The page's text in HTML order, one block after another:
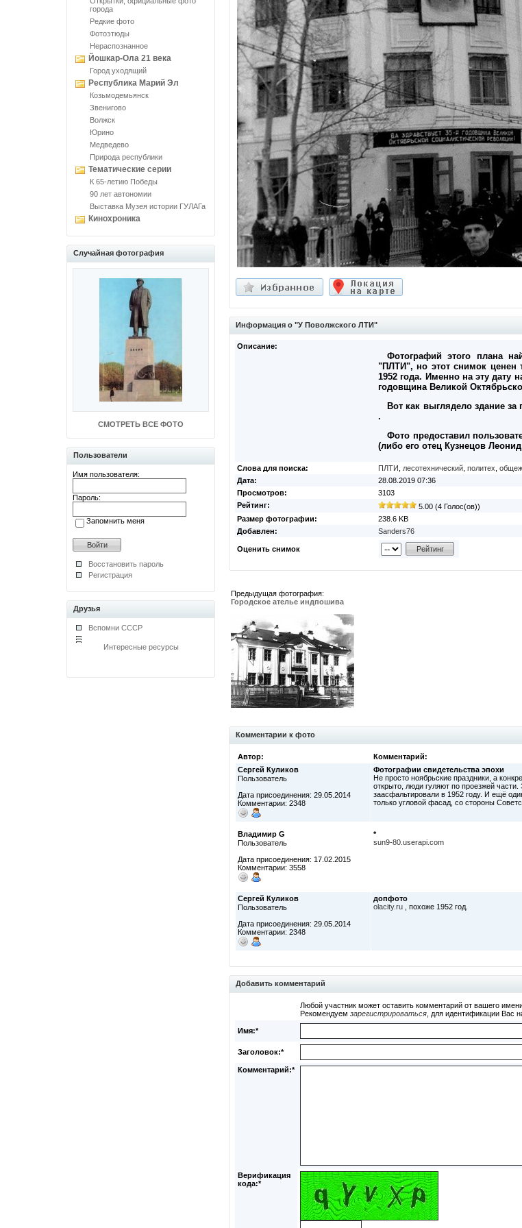
города
Редкие фото
Фотоэтюды
Нераспознанное
Йошкар-Ола 21 века
Город уходящий
Республика Марий Эл
Козьмодемьянск
Звенигово
Волжск
Юрино
Медведево
Природа республики
Тематические серии
К 65-летию Победы
90 лет автономии
Выставка Музея истории ГУЛАГа
Кинохроника
Случайная фотография
СМОТРЕТЬ ВСЕ ФОТО
Пользователи
Имя пользователя:
Пароль:
Запомнить меня
Восстановить пароль
Регистрация
Друзья
Вспомни СССР
Интересные ресурсы
Информация о "У Поволжского ЛТИ"
Описание:
Фотографий этого плана
"ПЛТИ", но этот снимок ценен
1952 года. Именно на эту дату
годовщина Великой
Вот как выглядело здание за
.
Фото предоставил
(либо его отец Кузнецов
Слова для поиска: ПЛТИ лесотехнический политех
Дата:
28.08.2019 07:36
Просмотров:
3103
Рейтинг:
5.00 (4 Голос(ов))
Размер фотографии:
238.6 KB
Добавлен:
Sanders76
Оценить снимок
Предыдущая фотография:
Городское ателье индпошива
Комментарии к фото
Автор:
Комментарий:
Сергей Куликов
Пользователь
Дата присоединения: 29.05.2014
Комментарии: 2348
Фотографии свидетельства эпохи
Не просто ноябрьские праздники, а
открыто, люди гуляют по проезжей
заасфальтировали в 1952 году. И ещё
только угловой фасад, со стороны
Владимир G
Пользователь
Дата присоединения: 17.02.2015
Комментарии: 3558
*
sun9-80.userapi.com
Сергей Куликов
Пользователь
Дата присоединения: 29.05.2014
Комментарии: 2348
допфото
olacity.ru , похоже 1952 год.
Добавить комментарий
Любой участник может оставить комментарий от вашего
Рекомендуем зарегистрироваться , для идентификации Вас
Имя:*
Заголовок:*
Комментарий:*
Верификация
кода:*